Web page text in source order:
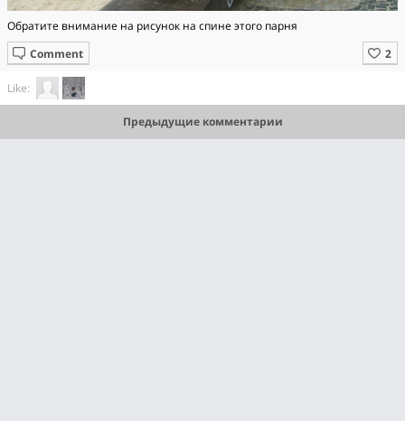
Обратите внимание на рисунок на спине этого парня
Comment
Like:
Предыдущие комментарии